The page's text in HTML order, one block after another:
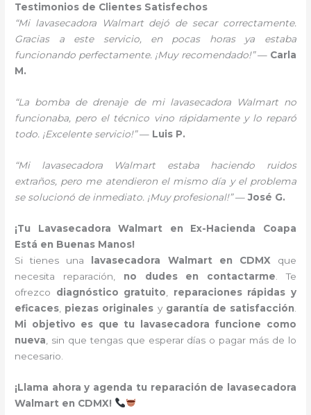
Testimonios de Clientes Satisfechos
“Mi lavasecadora Walmart dejó de secar correctamente.
Gracias a este servicio, en pocas horas ya estaba
funcionando perfectamente. ¡Muy recomendado!”— Carla
M.
“La bomba de drenaje de mi lavasecadora Walmart no
funcionaba, pero el técnico vino rápidamente y lo reparó
todo. ¡Excelente servicio!”— Luis P.
“Mi lavasecadora Walmart estaba haciendo ruidos
extraños, pero me atendieron el mismo día y el problema
se solucionó de inmediato. ¡Muy profesional!”—José G.
¡Tu Lavasecadora Walmart en Ex-Hacienda Coapa
Está en Buenas Manos!
Si tienes una
lavasecadora Walmart en CDMX que
necesita reparación, no dudes en contactarme . Te
ofrezco diagnóstico gratuito
reparaciones rápidas y
eficaces piezas originales y garantía de satisfacción
Mi objetivo es que tu lavasecadora funcione como
nueva , sin que tengas que esperar días o pagar más de lo
necesario.
¡Llama ahora y agenda tu reparación de lavasecadora
Walmart en CDMX!